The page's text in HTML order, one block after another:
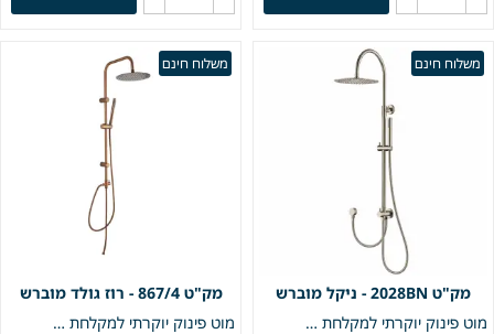
משלוח חינם
2028BN - ניקל מוברש
מוט פינוק יוקרתי למקלחת כולל נקודת מים | דגם "Rainbow" | ניקל מוברש | מק"ט 2028BN
משלוח חינם
867/4 - רוז גולד מוברש
מוט פינוק יוקרתי למקלחת | רוז גולד מוברש | מק"ט 867/4